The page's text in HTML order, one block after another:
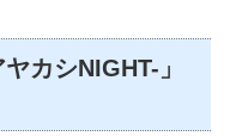
カシNIGHT-」